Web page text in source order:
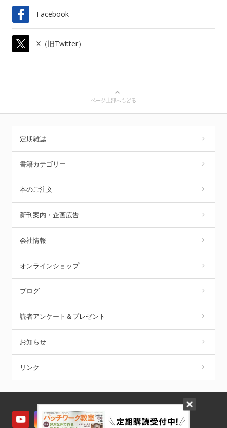
Facebook
X（旧Twitter）
ページ上部へもどる
定期雑誌
書籍カテゴリー
本のご注文
新刊案内・企画広告
会社情報
オンラインショップ
ブログ
読者アンケート＆プレゼント
お知らせ
リンク